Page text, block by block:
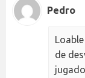
Pedro
de